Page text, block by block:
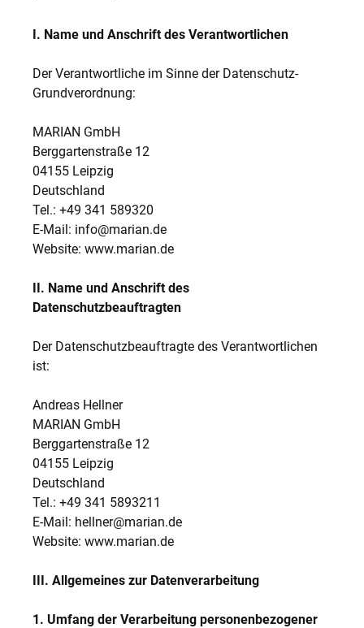
I. Name und Anschrift des Verantwortlichen
Der Verantwortliche im Sinne der Datenschutz-
Grundverordnung:
MARIAN GmbH
Berggartenstraße 12
04155 Leipzig
Deutschland
Tel.: +49 341 589320
E-Mail: info@marian.de
Website: www.marian.de
II. Name und Anschrift des
Datenschutzbeauftragten
Der Datenschutzbeauftragte des Verantwortlichen
ist:
Andreas Hellner
MARIAN GmbH
Berggartenstraße 12
04155 Leipzig
Deutschland
Tel.: +49 341 5893211
E-Mail: hellner@marian.de
Website: www.marian.de
III. Allgemeines zur Datenverarbeitung
1. Umfang der Verarbeitung personenbezogener